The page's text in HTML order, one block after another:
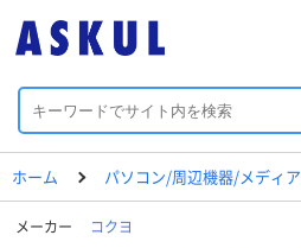
ホーム パソコン/周辺機器/メディア
メーカー コクヨ